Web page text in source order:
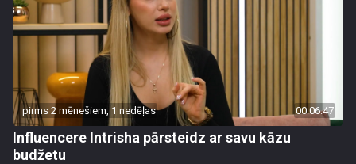
pirms 2 mēnešiem, 1 nedēļas 00:06:47
Influencere Intrisha pārsteidz ar savu kāzu
budžetu